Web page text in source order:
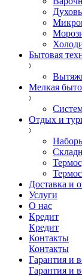
Бытовая
Мелкая
Отдых и
Доставка и
Услуги
О нас
Кредит
Кредит
Контакты
Контакты
Гарантия и
Гарантия и